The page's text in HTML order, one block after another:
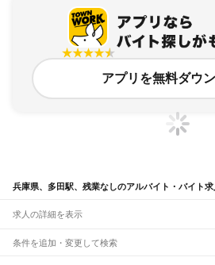
アプリを無料ダウ
兵庫県、多田駅、残業なしのアルバイト・バイト求
求人の詳細を表示
条件を追加・変更して検索